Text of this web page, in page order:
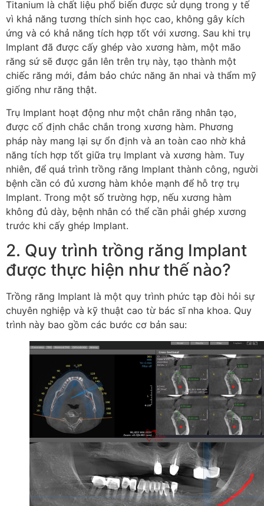
Titanium là chất liệu phổ biến được sử dụng trong y tế
vì khả năng tương thích sinh học cao, không gây kích
ứng và có khả năng tích hợp tốt với xương. Sau khi trụ
Implant đã được cấy ghép vào xương hàm, một mão
răng sứ sẽ được gắn lên trên trụ này, tạo thành một
chiếc răng mới, đảm bảo chức năng ăn nhai và thẩm mỹ
giống như răng thật.
Trụ Implant hoạt động như một chân răng nhân tạo,
được cố định chắc chắn trong xương hàm. Phương
pháp này mang lại sự ổn định và an toàn cao nhờ khả
năng tích hợp tốt giữa trụ Implant và xương hàm. Tuy
nhiên, để quá trình trồng răng Implant thành công, người
bệnh cần có đủ xương hàm khỏe mạnh để hỗ trợ trụ
Implant. Trong một số trường hợp, nếu xương hàm
không đủ dày, bệnh nhân có thể cần phải ghép xương
trước khi cấy ghép Implant.
2. Quy trình trồng răng Implant
được thực hiện như thế nào?
Trồng răng Implant là một quy trình phức tạp đòi hỏi sự
chuyên nghiệp và kỹ thuật cao từ bác sĩ nha khoa. Quy
trình này bao gồm các bước cơ bản sau: